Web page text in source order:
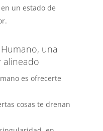
un estado de
una
alineado
es ofrecerte
cosas te drenan